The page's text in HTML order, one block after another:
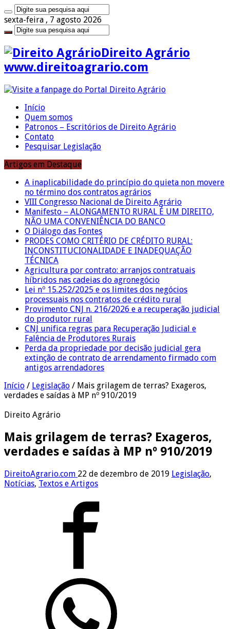
sexta-feira , 7 agosto 2026
Direito Agrário
www.direitoagrario.com
Início
Quem somos
Patronos – Escritórios de Direito Agrário
Contato
Pesquisar Legislação
Artigos em Destaque
A inaplicabilidade do princípio do quieta non movere
no término dos contratos agrários
VIII Congresso Nacional de Direito Agrário
Manifesto – ALONGAMENTO RURAL É UM DIREITO,
NÃO UMA CONVENIÊNCIA DO BANCO
O Diálogo das Fontes
PRODES COMO CRITÉRIO DE CRÉDITO RURAL:
INCONSTITUCIONALIDADE E INADEQUAÇÃO
TÉCNICA
Agricultura por contrato: arranjos contratuais
híbridos nas cadeias do agronegócio
Lei nº 15.252/2025 e os limites dos negócios
processuais nos contratos de crédito rural
Provimento CNJ n. 216/2026 e a recuperação judicial
do produtor rural
CNJ unifica regras para Recuperação Judicial e
Falência de Produtores Rurais
Perda da propriedade por decisão judicial gera
extinção de contrato de arrendamento firmado com
antigos arrendadores
Início / Legislação / Mais grilagem de terras? Exageros,
verdades e saídas à MP nº 910/2019
Direito Agrário
Mais grilagem de terras? Exageros,
verdades e saídas à MP nº 910/2019
DireitoAgrario.com 22 de dezembro de 2019 Legislação,
Notícias, Textos e Artigos